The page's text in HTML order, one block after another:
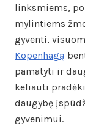
linksmiems,
mylintiems
gyventi,
Kopenhagą
pamatyti ir
keliauti
daugybę
gyvenimui.